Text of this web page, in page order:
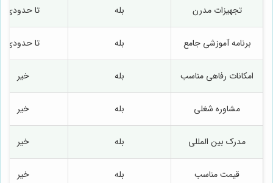
تجهیزات مدرن بله تا حدودی
برنامه آموزشی جامع بله تا حدودی
امکانات رفاهی مناسب بله خیر
مشاوره شغلی بله خیر
مدرک بین المللی بله خیر
قیمت مناسب بله خیر